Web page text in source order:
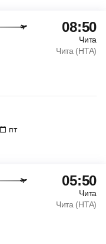
08:50
Чита
Чита (HTA)
пт
05:50
Чита
Чита (HTA)